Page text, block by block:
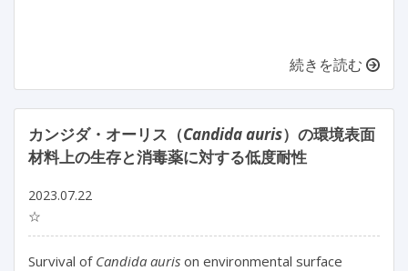
続きを読む
カンジダ・オーリス（Candida auris）の環境表面
材料上の生存と消毒薬に対する低度耐性
2023.07.22
☆
Survival of Candida auris on environmental surface